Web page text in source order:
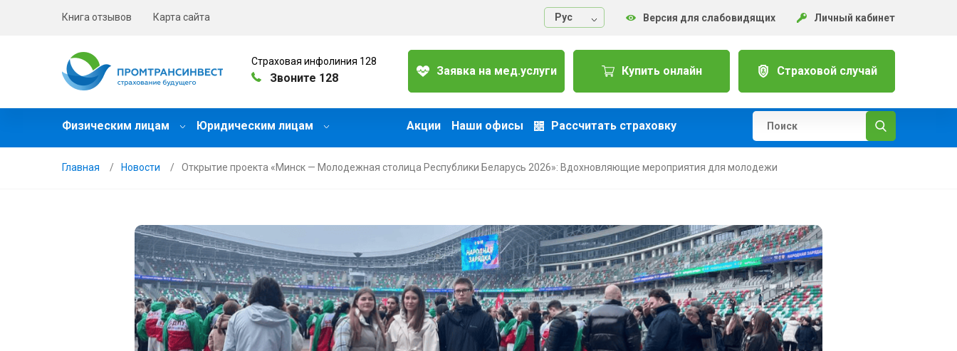
Книга отзывов Карта сайта Руc Версия для слабовидящих Личный кабинет
Страховая инфолиния 128
Звоните 128
Заявка на мед.услуги Купить онлайн Страховой случай
Физическим лицам Юридическим лицам Акции Наши офисы Рассчитать страховку
Главная Новости Открытие проекта «Минск — Молодежная столица Республики Беларусь 2026»: Вдохновляющие мероприятия для молодежи